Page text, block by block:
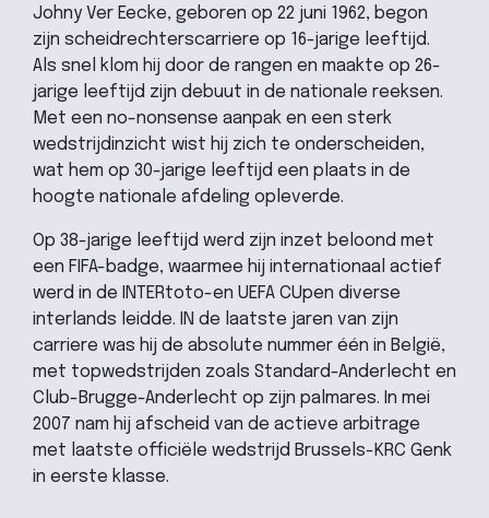
Johny Ver Eecke, geboren op 22 juni 1962, begon
zijn scheidrechterscarriere op 16-jarige leeftijd.
Als snel klom hij door de rangen en maakte op 26-
jarige leeftijd zijn debuut in de nationale reeksen.
Met een no-nonsense aanpak en een sterk
wedstrijdinzicht wist hij zich te onderscheiden,
wat hem op 30-jarige leeftijd een plaats in de
hoogte nationale afdeling opleverde.
Op 38-jarige leeftijd werd zijn inzet beloond met
een FIFA-badge, waarmee hij internationaal actief
werd in de INTERtoto-en UEFA CUpen diverse
interlands leidde. IN de laatste jaren van zijn
carriere was hij de absolute nummer één in België,
met topwedstrijden zoals Standard-Anderlecht en
Club-Brugge-Anderlecht op zijn palmares. In mei
2007 nam hij afscheid van de actieve arbitrage
met laatste officiële wedstrijd Brussels-KRC Genk
in eerste klasse.